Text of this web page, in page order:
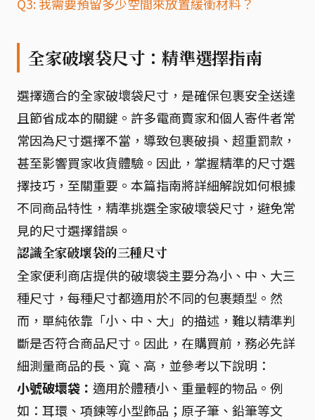
全家破壞袋尺寸：精準選擇指南
選擇適合的全家破壞袋尺寸，是確保包裹安全送達
且節省成本的關鍵。許多電商賣家和個人寄件者常
常因為尺寸選擇不當，導致包裹破損、超重罰款，
甚至影響買家收貨體驗。因此，掌握精準的尺寸選
擇技巧，至關重要。本篇指南將詳細解說如何根據
不同商品特性，精準挑選全家破壞袋尺寸，避免常
見的尺寸選擇錯誤。
認識全家破壞袋的三種尺寸
全家便利商店提供的破壞袋主要分為小、中、大三
種尺寸，每種尺寸都適用於不同的包裹類型。然
而，單純依靠「小、中、大」的描述，難以精準判
斷是否符合商品尺寸。因此，在購買前，務必先詳
細測量商品的長、寬、高，並參考以下說明：
小號破壞袋： 適用於體積小、重量輕的物品。例
如：耳環、項鍊等小型飾品；原子筆、鉛筆等文